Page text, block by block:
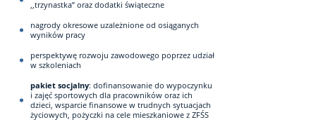
,,trzynastka” oraz dodatki świąteczne
nagrody okresowe uzależnione od osiąganych
wyników pracy
perspektywę rozwoju zawodowego poprzez udział
w szkoleniach
pakiet socjalny: dofinansowanie do wypoczynku
i zajęć sportowych dla pracowników oraz ich
dzieci, wsparcie finansowe w trudnych sytuacjach
życiowych, pożyczki na cele mieszkaniowe z ZFŚS